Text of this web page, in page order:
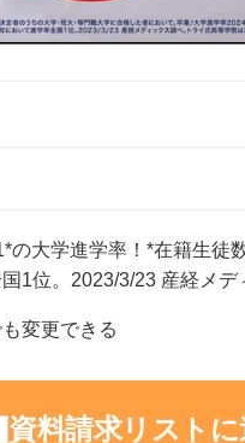
大学進学率！*在籍⽣徒
1位。2023/3/23 産経メデ
変更できる
資料請求リストに